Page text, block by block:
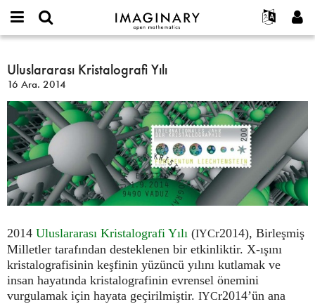
IMAGINARY
open
Français
한국어
Español
Türkçe
Programlar
Etkileşimli
Filmler
Metinler
Sergiler
Devamı...
Projeler
İletişim
or
username
*
Parola
Yeni hesap oluştur
Yeni parola iste
Ara
Uluslararası
Kristalografi
Yılı
Uluslararası Kristalografi Yılı
16 Ara. 2014
2014 Uluslararası Kristalografi Yılı (IYCr2014), Birleşmiş
Milletler tarafından desteklenen bir etkinliktir. X-ışını
kristalografisinin keşfinin yüzüncü yılını kutlamak ve
insan hayatında kristalografinin evrensel önemini
vurgulamak için hayata geçirilmiştir. IYCr2014’ün ana